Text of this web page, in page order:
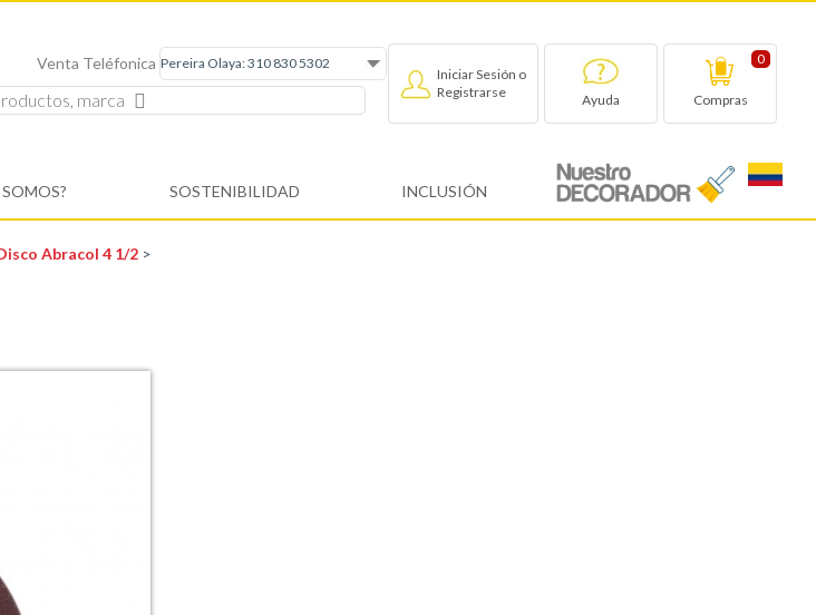
Venta Teléfonica
Iniciar Sesión o
Registrarse
Ayuda
0
Compras
SOSTENIBILIDAD INCLUSIÓN
Abracol 4 1/2 >